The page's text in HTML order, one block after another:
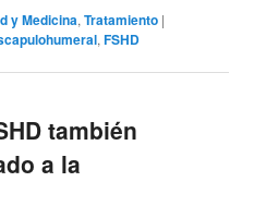
y Medicina,Tratamiento |
,FSHD
también
a la